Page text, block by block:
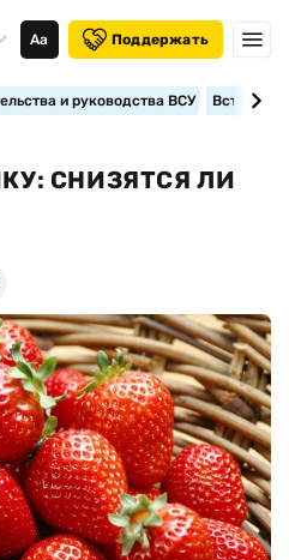
Аа Поддержать
и руководства ВСУ
СНИЗЯТСЯ ЛИ